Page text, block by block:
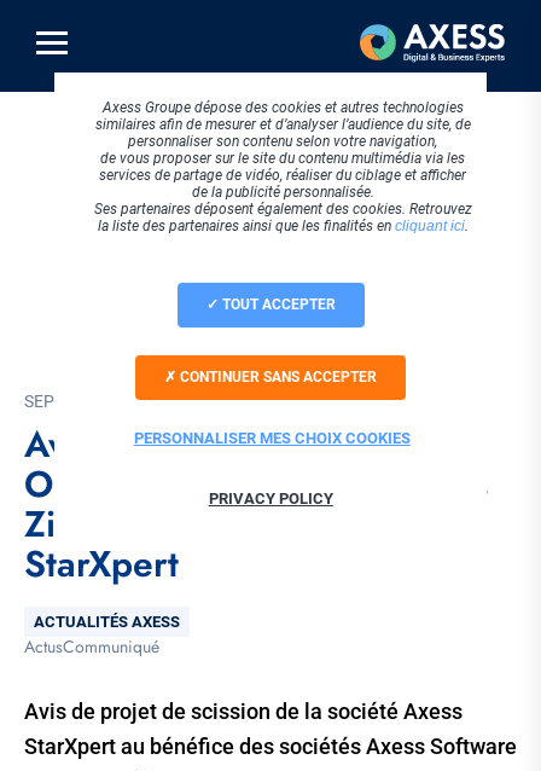
contenu
principal
SEPTEMBRE 2024
Avis de scission - Axess
OnLine reprend les activités
Zimbra et GLPI d'Axess
StarXpert
Thématique
ACTUALITÉS AXESS
Tags
ActusCommuniqué
Avis de projet de scission de la société Axess
StarXpert au bénéfice des sociétés Axess Software
Axess Groupe dépose des cookies et autres technologies
similaires afin de mesurer et d’analyser l’audience du site, de
personnaliser son contenu selon votre navigation,
de vous proposer sur le site du contenu multimédia via les
services de partage de vidéo, réaliser du ciblage et afficher
de la publicité personnalisée.
Ses partenaires déposent également des cookies. Retrouvez
la liste des partenaires ainsi que les finalités en cliquant ici.
TOUT ACCEPTER
CONTINUER SANS ACCEPTER
PERSONNALISER MES CHOIX COOKIES
PRIVACY POLICY